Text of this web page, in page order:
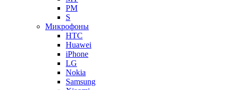
PM
S
Микрофоны
HTC
Huawei
iPhone
LG
Nokia
Samsung